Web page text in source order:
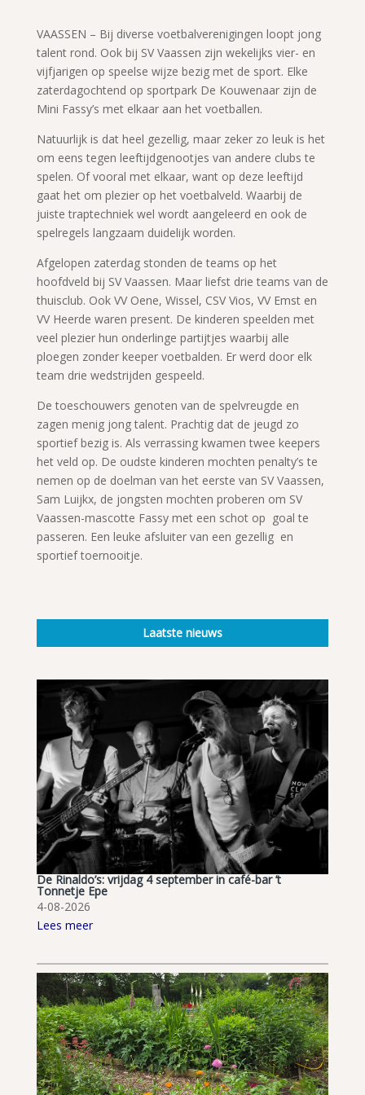
VAASSEN – Bij diverse voetbalverenigingen loopt jong
talent rond. Ook bij SV Vaassen zijn wekelijks vier- en
vijfjarigen op speelse wijze bezig met de sport. Elke
zaterdagochtend op sportpark De Kouwenaar zijn de
Mini Fassy’s met elkaar aan het voetballen.
Natuurlijk is dat heel gezellig, maar zeker zo leuk is het
om eens tegen leeftijdgenootjes van andere clubs te
spelen. Of vooral met elkaar, want op deze leeftijd
gaat het om plezier op het voetbalveld. Waarbij de
juiste traptechniek wel wordt aangeleerd en ook de
spelregels langzaam duidelijk worden.
Afgelopen zaterdag stonden de teams op het
hoofdveld bij SV Vaassen. Maar liefst drie teams van de
thuisclub. Ook VV Oene, Wissel, CSV Vios, VV Emst en
VV Heerde waren present. De kinderen speelden met
veel plezier hun onderlinge partijtjes waarbij alle
ploegen zonder keeper voetbalden. Er werd door elk
team drie wedstrijden gespeeld.
De toeschouwers genoten van de spelvreugde en
zagen menig jong talent. Prachtig dat de jeugd zo
sportief bezig is. Als verrassing kwamen twee keepers
het veld op. De oudste kinderen mochten penalty’s te
nemen op de doelman van het eerste van SV Vaassen,
Sam Luijkx, de jongsten mochten proberen om SV
Vaassen-mascotte Fassy met een schot op goal te
passeren. Een leuke afsluiter van een gezellig en
sportief toernooitje.
Laatste nieuws
De Rinaldo’s: vrijdag 4 september in café-bar ’t
Tonnetje Epe
4-08-2026
Lees meer